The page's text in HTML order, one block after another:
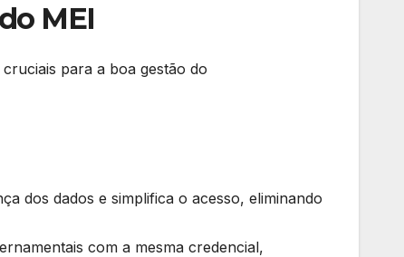
MEI
para a boa gestão do
dos dados e simplifica o acesso, eliminando
com a mesma credencial,